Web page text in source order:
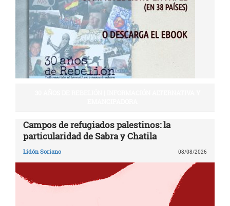
Campos de refugiados palestinos: la
particularidad de Sabra y Chatila
Lidón Soriano 08/08/2026